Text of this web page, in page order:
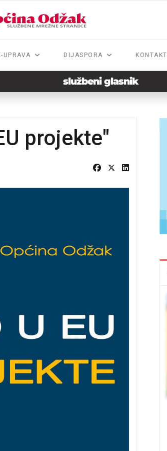
UPRAVA DIJASPORA KONTAKT
službeni glasnik
projekte"